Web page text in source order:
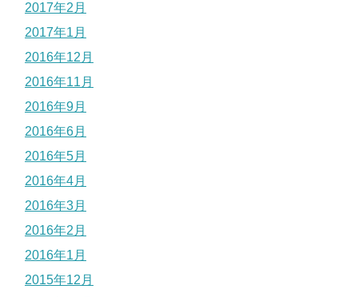
2017年2月
2017年1月
2016年12月
2016年11月
2016年9月
2016年6月
2016年5月
2016年4月
2016年3月
2016年2月
2016年1月
2015年12月